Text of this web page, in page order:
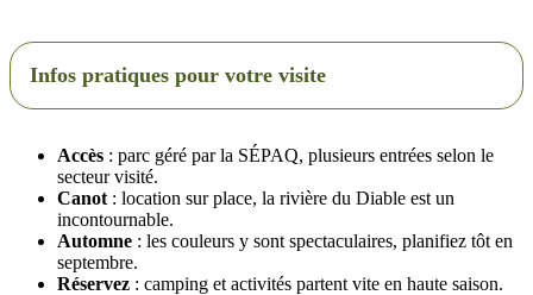
Infos pratiques pour votre visite
Accès : parc géré par la SÉPAQ, plusieurs entrées selon le
secteur visité.
Canot : location sur place, la rivière du Diable est un
incontournable.
Automne : les couleurs y sont spectaculaires, planifiez tôt en
septembre.
Réservez : camping et activités partent vite en haute saison.